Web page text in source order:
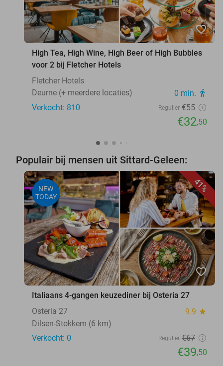
favorite_border
High Tea, High Wine, High Beer of High Bubbles
voor 2 bij Fletcher Hotels
Fletcher Hotels
Deurne (+ meerdere locaties)
0 min. directions_walk
Verkocht: 810 Regulier €55
€32,50
Populair bij mensen uit Sittard-Geleen:
41%
NEW
TODAY
favorite_border
Italiaans 4-gangen keuzediner bij Osteria 27
Osteria 27
9.9 star
Dilsen-Stokkem (6 km)
Verkocht: 0
Regulier €67
€39,50